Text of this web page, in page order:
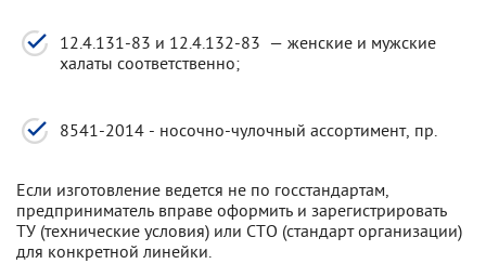
12.4.131-83 и 12.4.132-83 — женские и мужские
халаты соответственно;
8541-2014 - носочно-чулочный ассортимент, пр.
Если изготовление ведется не по госстандартам,
предприниматель вправе оформить и зарегистрировать
ТУ (технические условия) или СТО (стандарт организации)
для конкретной линейки.